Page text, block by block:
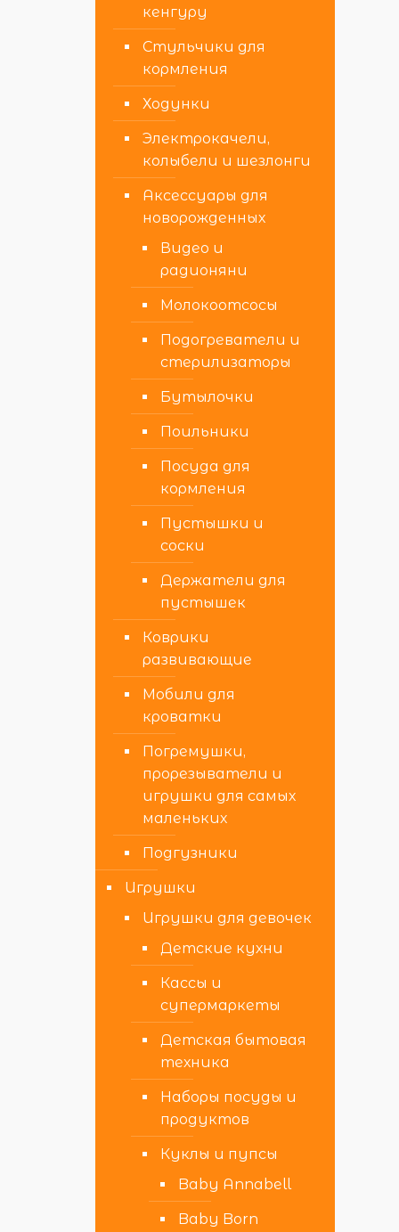
кенгуру
Стульчики для
кормления
Ходунки
Электрокачели,
колыбели и шезлонги
Аксессуары для
новорожденных
Видео и
радионяни
Молокоотсосы
Подогреватели и
стерилизаторы
Бутылочки
Поильники
Посуда для
кормления
Пустышки и
соски
Держатели для
пустышек
Коврики
развивающие
Мобили для
кроватки
Погремушки,
прорезыватели и
игрушки для самых
маленьких
Подгузники
Игрушки
Игрушки для девочек
Детские кухни
Кассы и
супермаркеты
Детская бытовая
техника
Наборы посуды и
продуктов
Куклы и пупсы
Baby Annabell
Baby Born